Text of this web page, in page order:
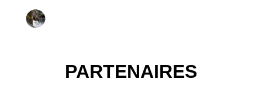
PARTENAIRES